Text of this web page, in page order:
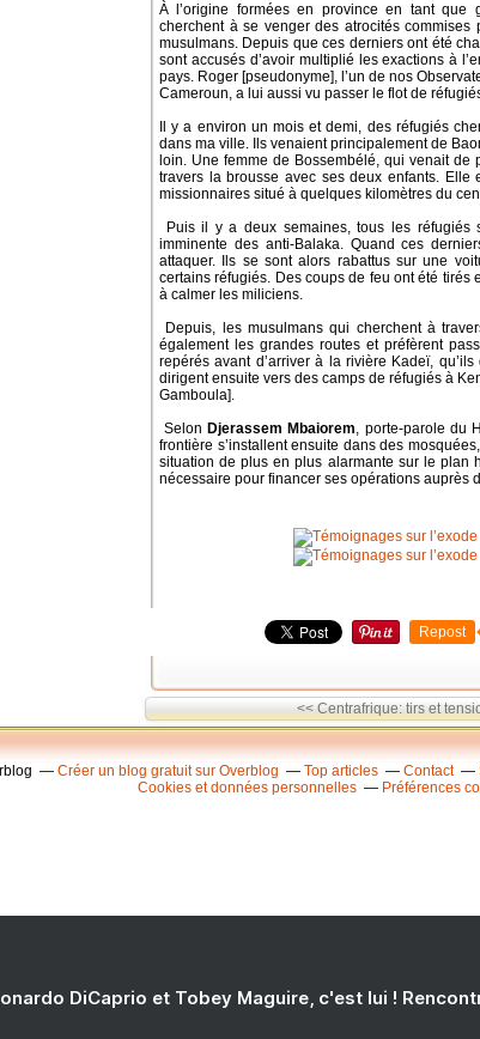
À l’origine formées en province en tant que
cherchent à se venger des atrocités
musulmans. Depuis que ces derniers ont été
sont accusés d’avoir multiplié les exactions à
pays. Roger [pseudonyme], l’un de nos
Cameroun, a lui aussi vu passer le flot de
Il y a environ un mois et demi, des réfugiés
dans ma ville. Ils venaient principalement de
loin. Une femme de Bossembélé, qui venait
travers la brousse avec ses deux enfants.
missionnaires situé à quelques kilomètres du
Puis il y a deux semaines, tous les réfugiés
imminente des anti-Balaka. Quand ces
attaquer. Ils se sont alors rabattus sur une
certains réfugiés. Des coups de feu ont été tirés
à calmer les miliciens.
Depuis, les musulmans qui cherchent à
également les grandes routes et préfèrent
repérés avant d’arriver à la rivière Kadeï,
dirigent ensuite vers des camps de réfugiés à
Gamboula].
Selon Djerassem Mbaiorem, porte-parole du
frontière s’installent ensuite dans des
situation de plus en plus alarmante sur le plan
nécessaire pour financer ses opérations auprès
Repost
<< Centrafrique: tirs et
Créer un blog gratuit sur Overblog Top articles Contact
Cookies et données personnelles
Préférences
DiCaprio et Tobey Maguire, c'est lui !